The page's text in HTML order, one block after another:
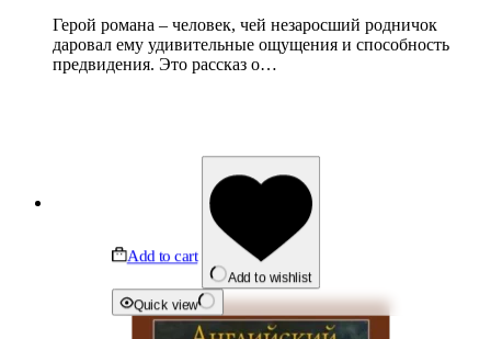
Герой романа – человек, чей незаросший родничок
даровал ему удивительные ощущения и способность
предвидения. Это рассказ о…
Add to cart
Add to wishlist
Quick view